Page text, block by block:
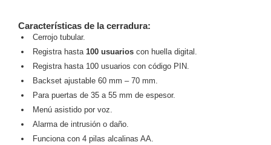
Ambientes
SalinosAntiexplosión
/ Eyeball /
TurretEspecialesLente
MotorizadoOcultas
-
PinholePTZ Videograbadoras
Analógicas
- TurboHD
Características de la cerradura:
Cerrojo tubular.
Registra hasta 100 usuarios con huella digital.
Registra hasta 100 usuarios con código PIN.
Backset ajustable 60 mm – 70 mm.
Para puertas de 35 a 55 mm de espesor.
Menú asistido por voz.
Alarma de intrusión o daño.
Funciona con 4 pilas alcalinas AA.